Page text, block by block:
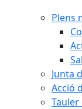
Plens
Junta
Acció
Tauler